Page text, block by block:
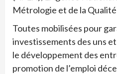
Métrologie et de la
Toutes mobilisées pour
investissements des uns
le développement des
promotion de l’emploi